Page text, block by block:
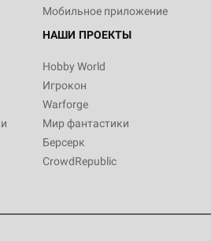
Мобильное приложение
НАШИ ПРОЕКТЫ
Hobby World
Игрокон
Warforge
Мир фантастики
Берсерк
CrowdRepublic